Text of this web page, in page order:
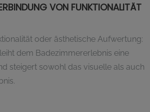
VON FUNKTIONALITÄT
oder ästhetische Aufwertung:
dem Badezimmererlebnis eine
steigert sowohl das visuelle als auch